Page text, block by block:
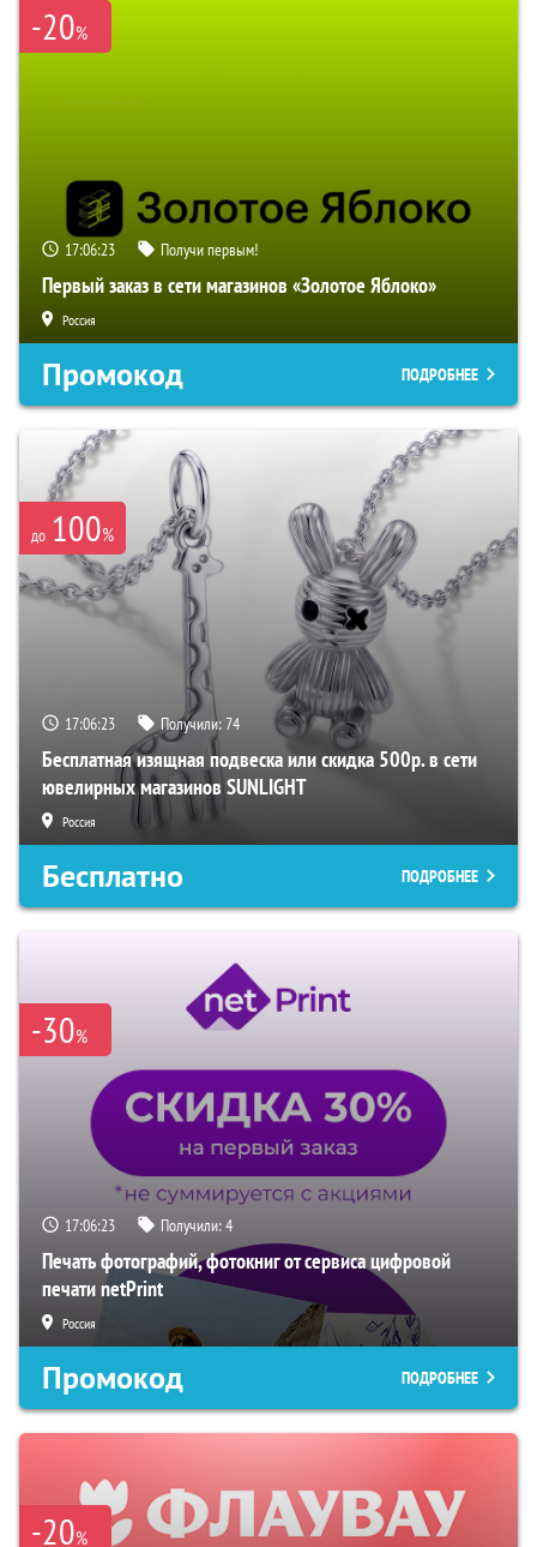
-20%
17:06:22 Получи первым!
Первый заказ в сети магазинов «Золотое Яблоко»
Россия
Промокод ПОДРОБНЕЕ
до 100%
17:06:22 Получили:74
Бесплатная изящная подвеска или скидка 500р. в сети
ювелирных магазинов SUNLIGHT
Россия
Бесплатно ПОДРОБНЕЕ
-30%
17:06:22 Получили:4
Печать фотографий, фотокниг от сервиса цифровой
печати netPrint
Россия
Промокод ПОДРОБНЕЕ
-20%